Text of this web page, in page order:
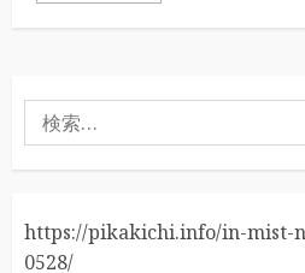
索:
https://pikakichi.info/in-mist-
0528/